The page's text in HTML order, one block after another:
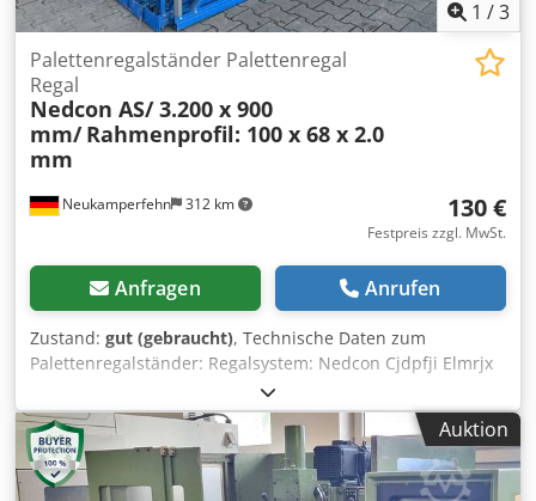
3 - 5 Werktage. 1 /3
Neukamperfehn 312 km
Palettenregalständer Palettenregal
Regal
Nedcon AS/ 3.200 x 900
mm/ Rahmenprofil: 100 x 68 x 2.0
mm
130 €
Festpreis zzgl. MwSt.
Anfragen Anrufen
Zustand: gut (gebraucht), Technische Daten zum
Palettenregalständer: Regalsystem: Nedcon Cjdpfji Elmrjx
Agtsrf Typ: AS Im Lieferumfang sind enthalten: 01x
Palettenregalständer, gebraucht Materialfarbe: blau
Rahmenprofilabm.: 100 x 68 x 2.0 mm Inkl. Quer- u.
Diagonalstreben, Fußplatten Die Ständer sind vormontiert
(geschraubtes Fachwerk) 3.200 mm hoch 900 mm tief
Auktion